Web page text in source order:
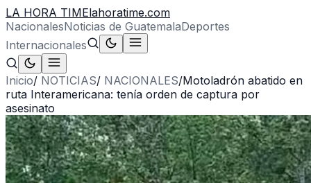
LA HORA TIMElahoratime.com
NacionalesNoticias de GuatemalaDeportes
Internacionales
Inicio/ NOTICIAS/ NACIONALES/Motoladrón abatido en
ruta Interamericana: tenía orden de captura por
asesinato